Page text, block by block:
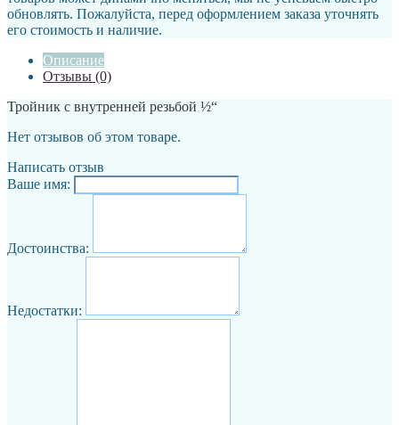
обновлять. Пожалуйста, перед оформлением заказа уточнять
его стоимость и наличие.
Описание
Отзывы (0)
Тройник с внутренней резьбой ½“
Нет отзывов об этом товаре.
Написать отзыв
Ваше имя:
Достоинства:
Недостатки: